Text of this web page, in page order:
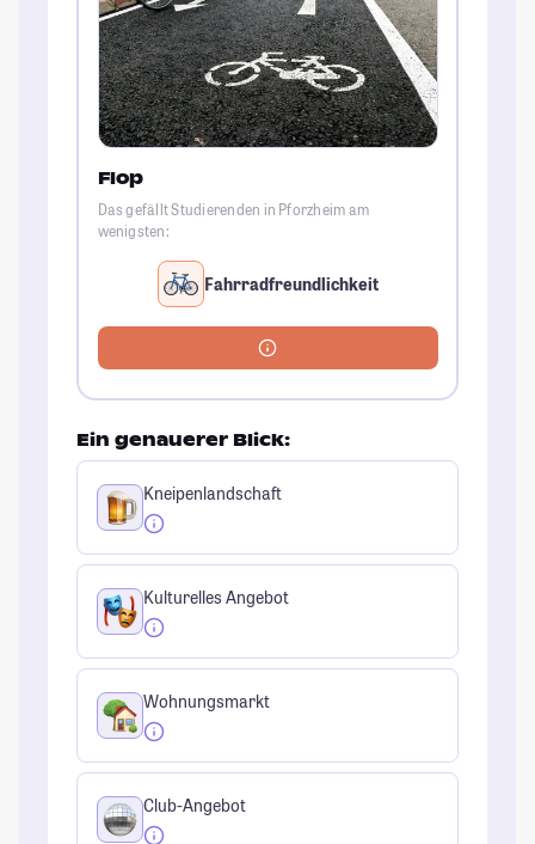
Flop
Das gefällt Studierenden in Pforzheim am
wenigsten:
Fahrradfreundlichkeit
Ein genauerer Blick:
Kneipenlandschaft
Kulturelles Angebot
Wohnungsmarkt
Club-Angebot